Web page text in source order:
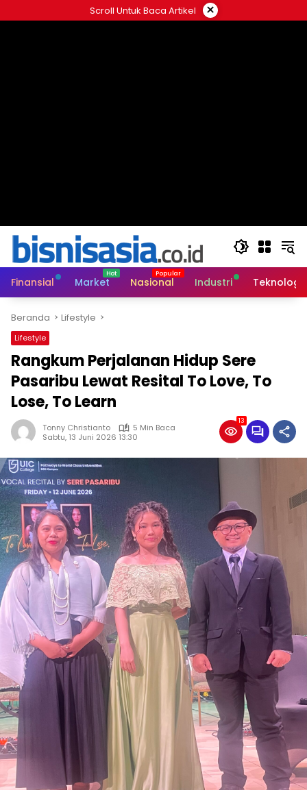
ke
Scroll Untuk Baca Artikel ×
Finansial Market Nasional Industri Teknologi
Beranda Lifestyle
Lifestyle
Rangkum Perjalanan Hidup Sere
Pasaribu Lewat Resital To Love, To
Lose, To Learn
Tonny Christianto
5 Min Baca
Sabtu, 13 Juni 2026 13:30
13